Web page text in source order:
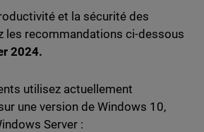
et la sécurité des
les recommandations ci-dessous
2024.
utilisez actuellement
une version de Windows 10,
Server :